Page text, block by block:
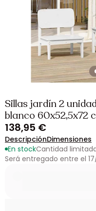
Sillas jardín 2
blanco 60x52,5x72
138,95 €
DescripciónDimensiones
En stockCantidad
Será entregado entre el